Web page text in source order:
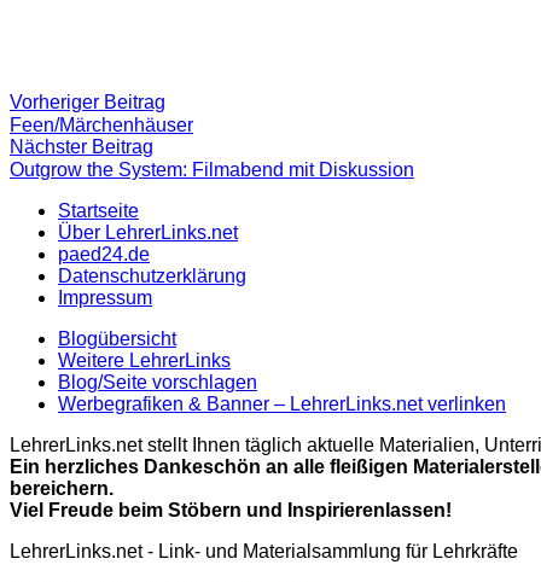
Beitragsnavigation
Vorheriger Beitrag
Beitrag:
Feen/Märchenhäuser
Nächster Beitrag
Beitrag
Outgrow the System: Filmabend mit Diskussion
Startseite
Über LehrerLinks.net
paed24.de
Datenschutzerklärung
Impressum
Blogübersicht
Weitere LehrerLinks
Blog/Seite vorschlagen
Werbegrafiken & Banner – LehrerLinks.net verlinken
LehrerLinks.net stellt Ihnen täglich aktuelle Materialien,
Ein herzliches Dankeschön an alle fleißigen
bereichern.
Viel Freude beim Stöbern und Inspirierenlassen!
LehrerLinks.net - Link- und Materialsammlung für Lehrkräfte